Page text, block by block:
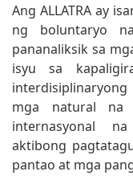
Ang ALLATRA ay
ng boluntaryo
pananaliksik sa
isyu sa
mga natural na
internasyonal
aktibong
pantao at mga